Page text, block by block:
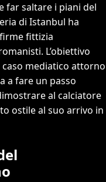
far saltare i piani del
di Istanbul ha
fittizia
L’obiettivo
mediatico attorno
a fare un passo
al calciatore
ostile al suo arrivo in